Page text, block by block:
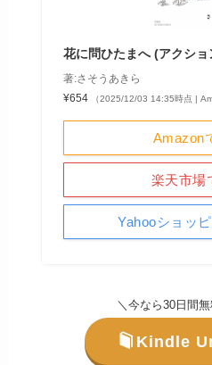
花に問ひたまへ (アクショ
著:さそうあきら
¥654
（2025/12/03 14:35時点 |
Amazon
楽天市場
Yahooショッ
＼今なら30日間
Kindle